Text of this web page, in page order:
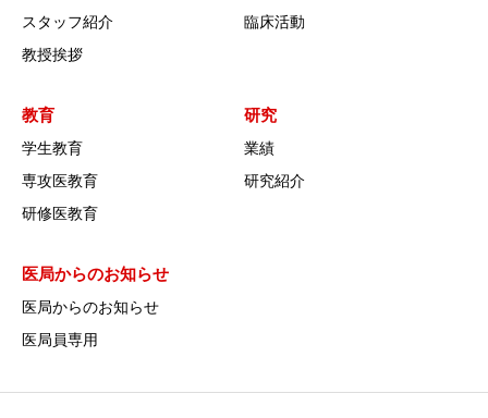
スタッフ紹介
教授挨拶
臨床活動
教育
学生教育
専攻医教育
研修医教育
研究
業績
研究紹介
医局からのお知らせ
医局からのお知らせ
医局員専用